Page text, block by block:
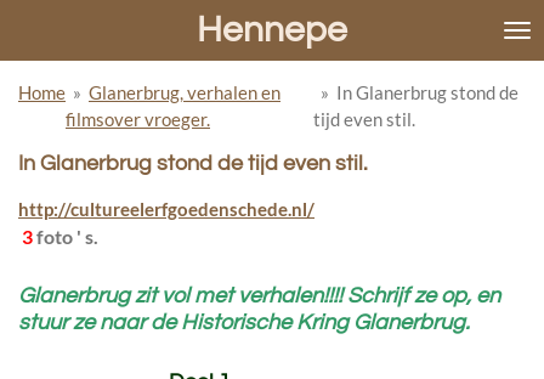
de
hoofdinhoud
Hennepe
Home » Glanerbrug, verhalen en
filmsover vroeger.
» In Glanerbrug stond de
tijd even stil.
In Glanerbrug stond de tijd even stil.
http://cultureelerfgoedenschede.nl/
3foto ' s.
Glanerbrug zit vol met verhalen!!!! Schrijf ze op, en
stuur ze naar de Historische Kring Glanerbrug.